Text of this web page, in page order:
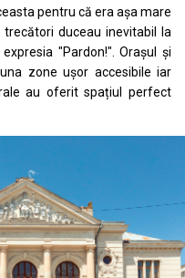
pentru că era aşa mare
duceau inevitabil la
"Pardon!". Orașul și
zone ușor accesibile iar
au oferit spațiul perfect